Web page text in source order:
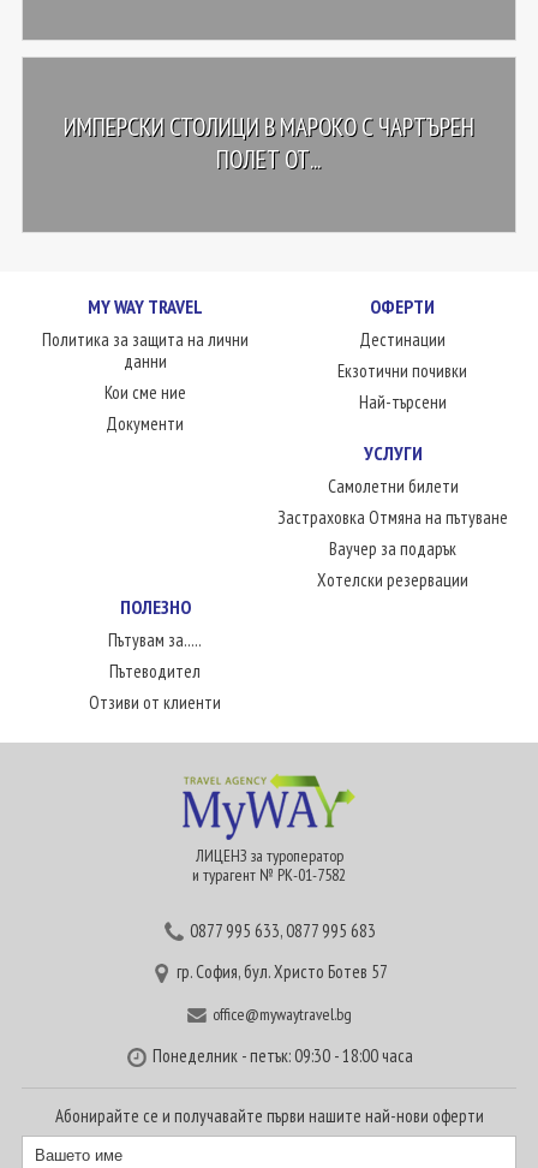
ИМПЕРСКИ СТОЛИЦИ В МАРОКО С ЧАРТЪРЕН
ПОЛЕТ ОТ...
MY WAY TRAVEL
Политика за защита на лични
данни
Кои сме ние
Документи
ОФЕРТИ
Дестинации
Екзотични почивки
Най-търсени
УСЛУГИ
Самолетни билети
Застраховка Отмяна на пътуване
Ваучер за подарък
Хотелски резервации
ПОЛЕЗНО
Пътувам за.....
Пътеводител
Отзиви от клиенти
ЛИЦЕНЗ за туроператор
и турагент № РК-01-7582
0877 995 633,0877 995 683
гр. София, бул. Христо Ботев 57
office@mywaytravel.bg
Понеделник - петък: 09:30 - 18:00 часа
Абонирайте се и получавайте първи нашите най-нови оферти